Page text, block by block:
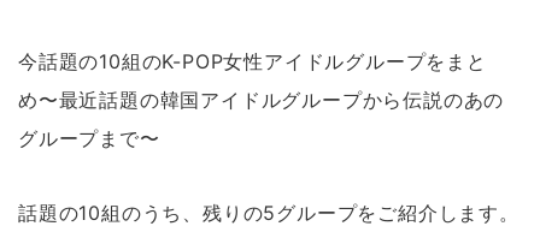
今話題の10組のK-POP女性アイドルグループをまと
め〜最近話題の韓国アイドルグループから伝説のあの
グループまで〜
話題の10組のうち、残りの5グループをご紹介します。